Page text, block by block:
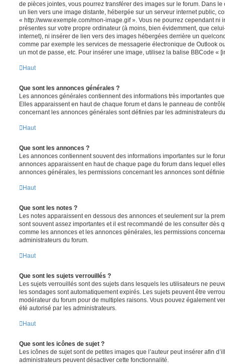
de pièces jointes, vous pourrez transférer des images sur le forum. Dans
un lien vers une image distante, hébergée sur un serveur internet public,
« http://www.exemple.com/mon-image.gif ». Vous ne pourrez cependant ni
présentes sur votre propre ordinateur (à moins, bien évidemment, que
internet), ni insérer de lien vers des images hébergées derrière un
comme par exemple les services de messagerie électronique de Outlook
un mot de passe, etc. Pour insérer une image, utilisez la balise BBCode «
Haut
Que sont les annonces générales ?
Les annonces générales contiennent des informations très importantes
Elles apparaissent en haut de chaque forum et dans le panneau de
concernant les annonces générales sont définies par les administrateurs
Haut
Que sont les annonces ?
Les annonces contiennent souvent des informations importantes sur le
annonces apparaissent en haut de chaque page du forum dans lequel
annonces générales, les permissions concernant les annonces sont
Haut
Que sont les notes ?
Les notes apparaissent en dessous des annonces et seulement sur la
sont souvent assez importantes et il est recommandé de les consulter dès
comme les annonces et les annonces générales, les permissions
administrateurs du forum.
Haut
Que sont les sujets verrouillés ?
Les sujets verrouillés sont des sujets dans lesquels les utilisateurs ne
les sondages sont automatiquement expirés. Les sujets peuvent être
modérateur du forum pour de multiples raisons. Vous pouvez également
été autorisé par les administrateurs.
Haut
Que sont les icônes de sujet ?
Les icônes de sujet sont de petites images que l’auteur peut insérer afin
administrateurs peuvent désactiver cette fonctionnalité.